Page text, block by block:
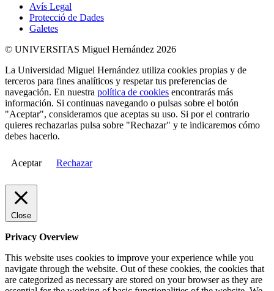
Avís Legal
Protecció de Dades
Galetes
© UNIVERSITAS Miguel Hernández 2026
La Universidad Miguel Hernández utiliza cookies propias y de
terceros para fines analíticos y respetar tus preferencias de
navegación. En nuestra política de cookies encontrarás más
información. Si continuas navegando o pulsas sobre el botón
"Aceptar", consideramos que aceptas su uso. Si por el contrario
quieres rechazarlas pulsa sobre "Rechazar" y te indicaremos cómo
debes hacerlo.
Aceptar Rechazar
Close
Privacy Overview
This website uses cookies to improve your experience while you
navigate through the website. Out of these cookies, the cookies that
are categorized as necessary are stored on your browser as they are